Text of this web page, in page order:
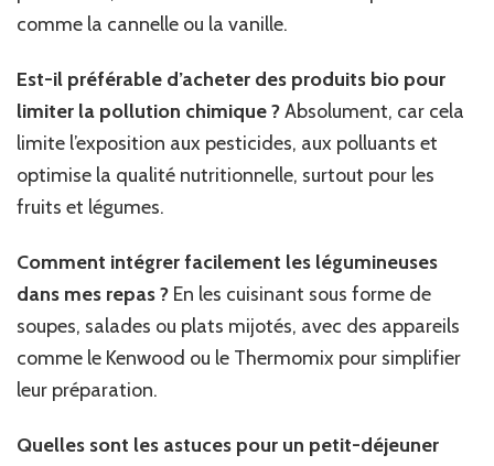
comme la cannelle ou la vanille.
Est-il préférable d’acheter des produits bio pour
limiter la pollution chimique ?Absolument, car cela
limite l’exposition aux pesticides, aux polluants et
optimise la qualité nutritionnelle, surtout pour les
fruits et légumes.
Comment intégrer facilement les légumineuses
dans mes repas ? En les cuisinant sous forme de
soupes, salades ou plats mijotés, avec des appareils
comme le Kenwood ou le Thermomix pour simplifier
leur préparation.
Quelles sont les astuces pour un petit-déjeuner